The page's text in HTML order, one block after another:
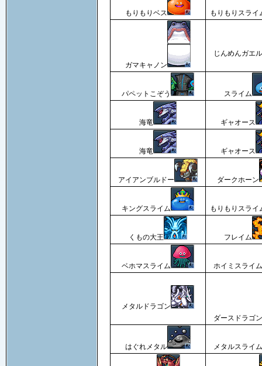
もりもりベス もりもりスライ
ガマキャノン
じんめんガエル
パペットこぞう スライム
海竜 ギャオース
海竜 ギャオース
アイアンブルドー ダークホーン
キングスライム もりもりスライ
くもの大王 フレイム
ベホマスライム ホイミスライム
メタルドラゴン
ダースドラゴン
はぐれメタル メタルスライム